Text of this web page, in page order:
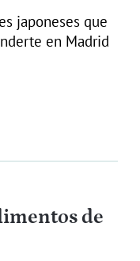
japoneses que
en Madrid
de